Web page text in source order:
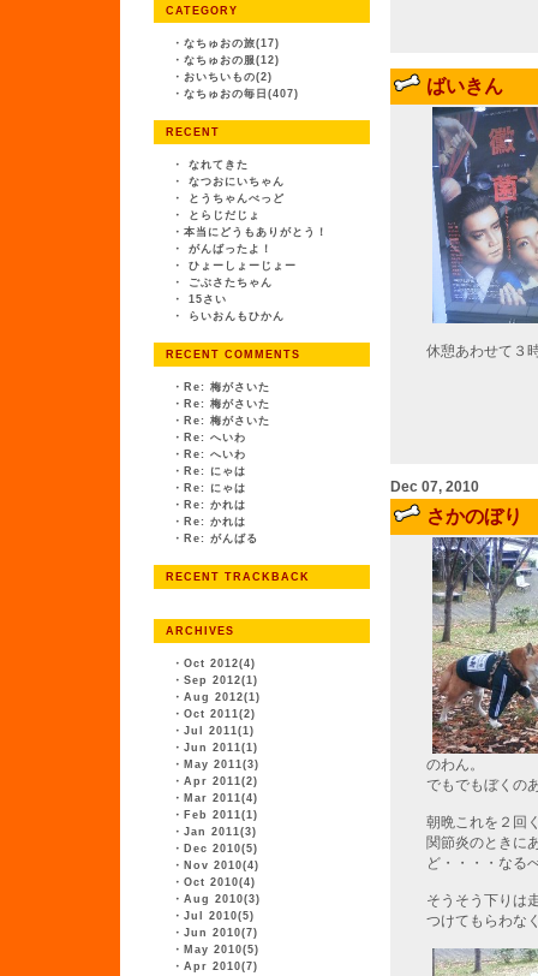
CATEGORY
・ なちゅおの旅(17)
・ なちゅおの服(12)
・ おいちいもの(2)
・ なちゅおの毎日(407)
RECENT
・
なれてきた
・
なつおにいちゃん
・
とうちゃんべっど
・
とらじだじょ
・ 本当にどうもありがとう！
・
がんばったよ！
・
ひょーしょーじょー
・
ごぶさたちゃん
・
15さい
・
らいおんもひかん
RECENT COMMENTS
・ Re: 梅がさいた
・ Re: 梅がさいた
・ Re: 梅がさいた
・ Re: へいわ
・ Re: へいわ
・ Re: にゃは
・ Re: にゃは
・ Re: かれは
・ Re: かれは
・ Re: がんばる
RECENT TRACKBACK
ARCHIVES
・ Oct 2012(4)
・ Sep 2012(1)
・ Aug 2012(1)
・ Oct 2011(2)
・ Jul 2011(1)
・ Jun 2011(1)
・ May 2011(3)
・ Apr 2011(2)
・ Mar 2011(4)
・ Feb 2011(1)
・ Jan 2011(3)
・ Dec 2010(5)
・ Nov 2010(4)
・ Oct 2010(4)
・ Aug 2010(3)
・ Jul 2010(5)
・ Jun 2010(7)
・ May 2010(5)
・ Apr 2010(7)
ばいきん
休憩あわせて３
Dec 07, 2010
さかのぼり
のわん。
でもでもぼくの
朝晩これを２回
関節炎のときに
ど・・・・なる
そうそう下りは
つけてもらわな